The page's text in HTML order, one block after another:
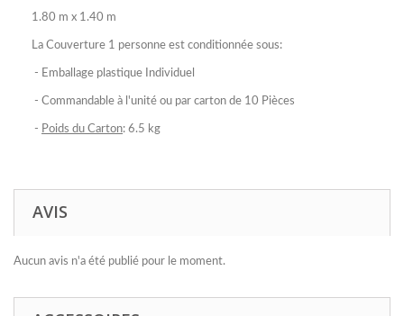
1.80 m x 1.40 m
La Couverture 1 personne est conditionnée sous:
- Emballage plastique Individuel
- Commandable à l'unité ou par carton de 10 Pièces
- Poids du Carton: 6.5 kg
AVIS
Aucun avis n'a été publié pour le moment.